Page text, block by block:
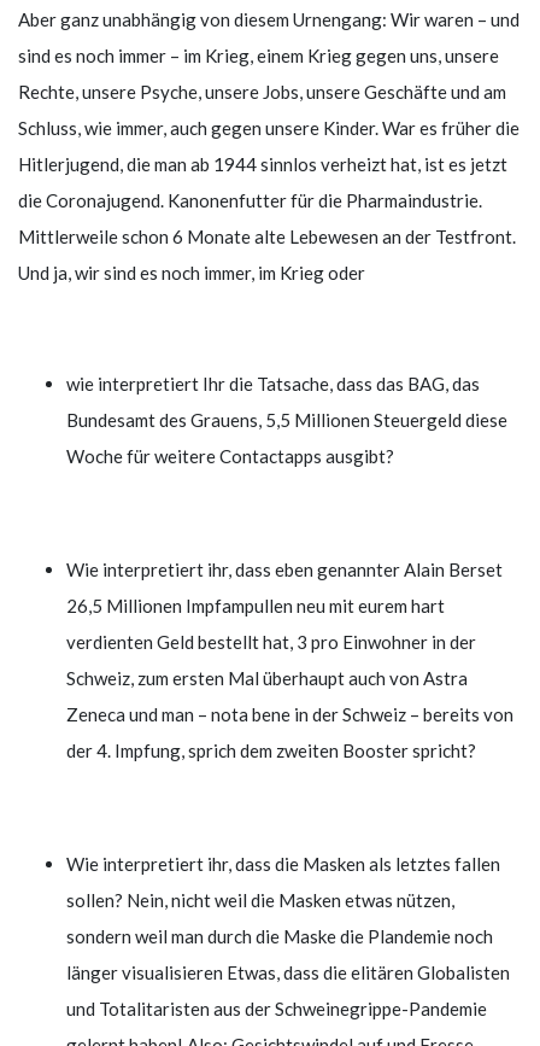
Aber ganz unabhängig von diesem Urnengang: Wir waren – und
sind es noch immer – im Krieg, einem Krieg gegen uns, unsere
Rechte, unsere Psyche, unsere Jobs, unsere Geschäfte und am
Schluss, wie immer, auch gegen unsere Kinder. War es früher die
Hitlerjugend, die man ab 1944 sinnlos verheizt hat, ist es jetzt
die Coronajugend. Kanonenfutter für die Pharmaindustrie.
Mittlerweile schon 6 Monate alte Lebewesen an der Testfront.
Und ja, wir sind es noch immer, im Krieg oder
wie interpretiert Ihr die Tatsache, dass das BAG, das
Bundesamt des Grauens, 5,5 Millionen Steuergeld diese
Woche für weitere Contactapps ausgibt?
Wie interpretiert ihr, dass eben genannter Alain Berset
26,5 Millionen Impfampullen neu mit eurem hart
verdienten Geld bestellt hat, 3 pro Einwohner in der
Schweiz, zum ersten Mal überhaupt auch von Astra
Zeneca und man – nota bene in der Schweiz – bereits von
der 4. Impfung, sprich dem zweiten Booster spricht?
Wie interpretiert ihr, dass die Masken als letztes fallen
sollen? Nein, nicht weil die Masken etwas nützen,
sondern weil man durch die Maske die Plandemie noch
länger visualisieren Etwas, dass die elitären Globalisten
und Totalitaristen aus der Schweinegrippe-Pandemie